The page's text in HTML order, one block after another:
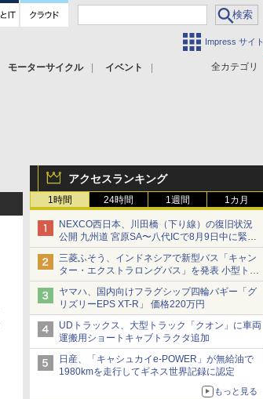
Impress サイト
全カテゴリ
モーターサイクル
イベント
アクセスランキング
1時間 24時間 1週間 1カ月
NEXCO西日本、川田橋（下り線）の復旧状況
公開 九州道 宮原SA〜八代ICで8月9日中に緊急
車両を通行可能に
三菱ふそう、インドネシアで新型バス「キャン
ター・エクストラロングバス」を発表 小型トラ
ックベースの観光・旅客輸送向けバス
ヤマハ、国内向けフラグシップ四輪バギー「グ
リズリーEPS XT-R」 価格220万円
UDトラックス、大型トラック「クオン」に車両
運搬用ショートキャブトラクタ追加
日産、「キャシュカイe-POWER」が無給油で
1980kmを走行してギネス世界記録に認定
もっと見る